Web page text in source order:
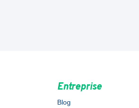
Entreprise
Blog